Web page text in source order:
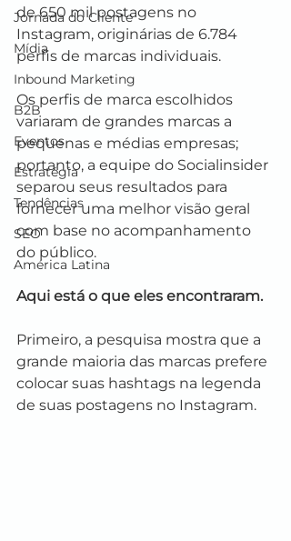
Jornada do Cliente
Mídia
Inbound Marketing
B2B
Eventos
Estratégia
Tendências
SEO
América Latina
de 650 mil postagens no
Instagram, originárias de 6.784
perfis de marcas individuais.
Os perfis de marca escolhidos
variaram de grandes marcas a
pequenas e médias empresas;
portanto, a equipe do Socialinsider
separou seus resultados para
fornecer uma melhor visão geral
com base no acompanhamento
do público.
Aqui está o que eles encontraram.
Primeiro, a pesquisa mostra que a
grande maioria das marcas prefere
colocar suas hashtags na legenda
de suas postagens no Instagram.